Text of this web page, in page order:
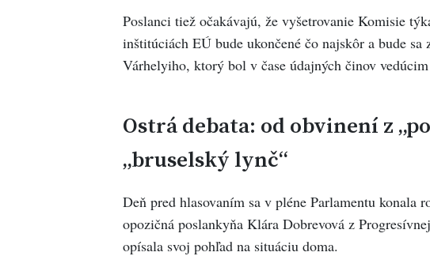
Poslanci tiež očakávajú, že vyšetrovanie Komisie
inštitúciách EÚ bude ukončené čo najskôr a bude
Várhelyiho, ktorý bol v čase údajných činov
Ostrá debata: od obvinení z
„bruselský lynč“
Deň pred hlasovaním sa v pléne Parlamentu konala
opozičná poslankyňa Klára Dobrevová z
opísala svoj pohľad na situáciu doma.